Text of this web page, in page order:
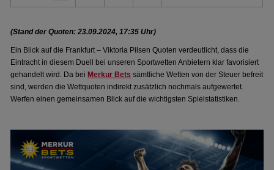
(Stand der Quoten: 23.09.2024, 17:35 Uhr)
Ein Blick auf die Frankfurt – Viktoria Pilsen Quoten verdeutlicht, dass die
Eintracht in diesem Duell bei unseren Sportwetten Anbietern klar favorisiert
gehandelt wird. Da bei Merkur Bets sämtliche Wetten von der Steuer befreit
sind, werden die Wettquoten indirekt zusätzlich nochmals aufgewertet.
Werfen einen gemeinsamen Blick auf die wichtigsten Spielstatistiken.